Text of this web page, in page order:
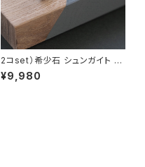
2コset）希少石 シュンガイト ペ
ア ネックレス シルバー925
¥9,980